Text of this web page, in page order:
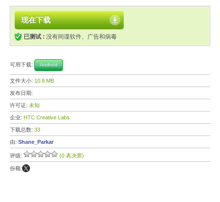
现在下载
已测试 : 没有间谍软件、广告和病毒
可用下载: Android
文件大小: 10.8 MB
发布日期:
许可证: 未知
企业: HTC Creative Labs
下载总数: 33
由: Shane_Parkar
评级: (0 表决票)
份额: